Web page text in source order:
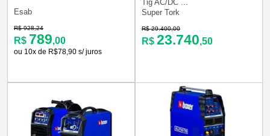
Esab
R$ 928,24
R$ 789,00
ou 10x de R$78,90 s/ juros
Tig AC/DC ...
Super Tork
R$ 29.400,00
R$ 23.740,50